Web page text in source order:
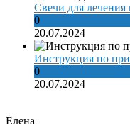
Свечи для лечения
0
20.07.2024
Инструкция по
0
20.07.2024
Елена